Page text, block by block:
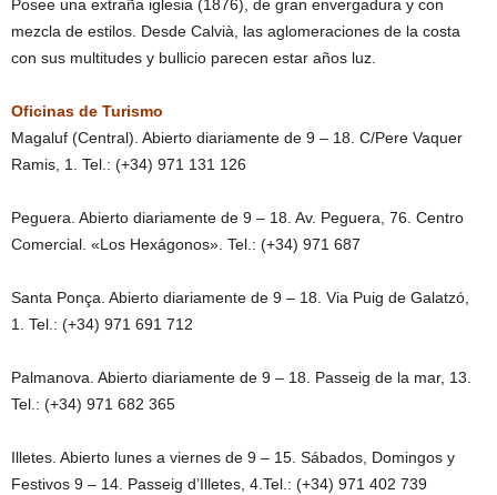
Posee una extraña iglesia (1876), de gran envergadura y con
mezcla de estilos. Desde Calvià, las aglomeraciones de la costa
con sus multitudes y bullicio parecen estar años luz.
Oficinas de Turismo
Magaluf (Central). Abierto diariamente de 9 – 18. C/Pere Vaquer
Ramis, 1. Tel.: (+34) 971 131 126
Peguera. Abierto diariamente de 9 – 18. Av. Peguera, 76. Centro
Comercial. «Los Hexágonos». Tel.: (+34) 971 687
Santa Ponça. Abierto diariamente de 9 – 18. Via Puig de Galatzó,
1. Tel.: (+34) 971 691 712
Palmanova. Abierto diariamente de 9 – 18. Passeig de la mar, 13.
Tel.: (+34) 971 682 365
Illetes. Abierto lunes a viernes de 9 – 15. Sábados, Domingos y
Festivos 9 – 14. Passeig d’Illetes, 4.Tel.: (+34) 971 402 739